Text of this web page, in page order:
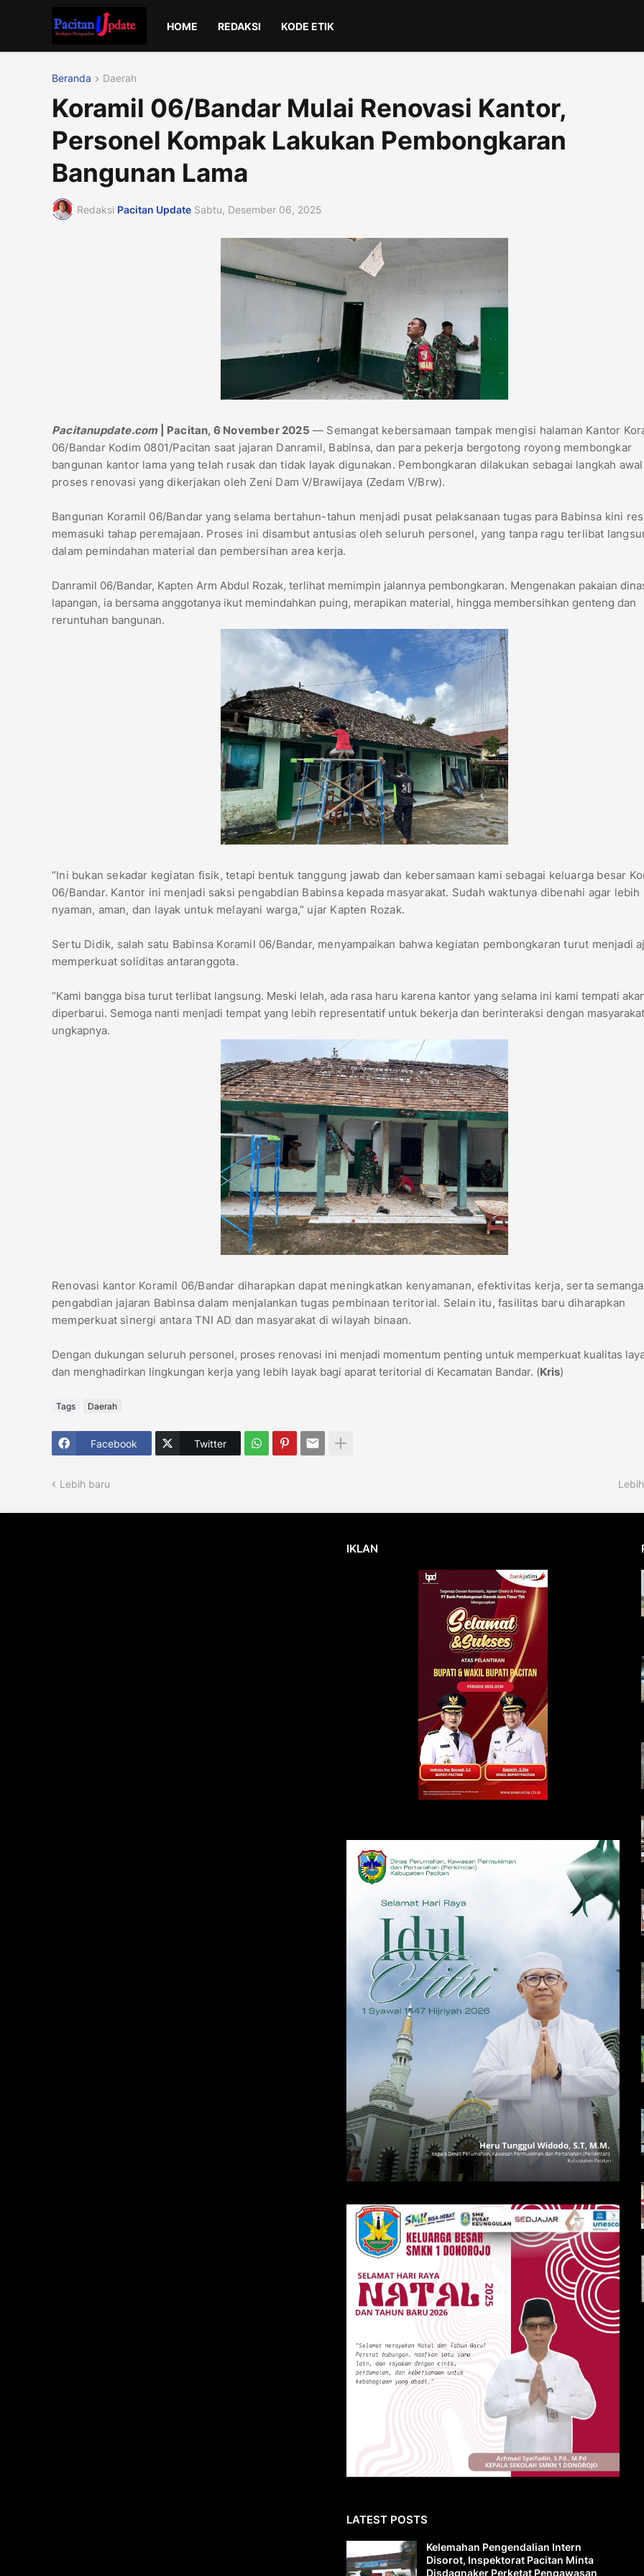
HOME REDAKSI KODE ETIK
Beranda Daerah
Koramil 06/Bandar Mulai Renovasi Kantor,
Personel Kompak Lakukan Pembongkaran
Bangunan Lama
Redaksi Pacitan Update Sabtu, Desember 06, 2025
Pacitanupdate.com | Pacitan, 6 November 2025 — Semangat kebersamaan tampak mengisi halaman Kantor
06/Bandar Kodim 0801/Pacitan saat jajaran Danramil, Babinsa, dan para pekerja bergotong royong membongkar
bangunan kantor lama yang telah rusak dan tidak layak digunakan. Pembongkaran dilakukan sebagai langkah awal
proses renovasi yang dikerjakan oleh Zeni Dam V/Brawijaya (Zedam V/Brw).
Bangunan Koramil 06/Bandar yang selama bertahun-tahun menjadi pusat pelaksanaan tugas para Babinsa kini
memasuki tahap peremajaan. Proses ini disambut antusias oleh seluruh personel, yang tanpa ragu terlibat
dalam pemindahan material dan pembersihan area kerja.
Danramil 06/Bandar, Kapten Arm Abdul Rozak, terlihat memimpin jalannya pembongkaran. Mengenakan pakaian
lapangan, ia bersama anggotanya ikut memindahkan puing, merapikan material, hingga membersihkan genteng dan
reruntuhan bangunan.
“Ini bukan sekadar kegiatan fisik, tetapi bentuk tanggung jawab dan kebersamaan kami sebagai keluarga besar
06/Bandar. Kantor ini menjadi saksi pengabdian Babinsa kepada masyarakat. Sudah waktunya dibenahi agar lebih
nyaman, aman, dan layak untuk melayani warga,” ujar Kapten Rozak.
Sertu Didik, salah satu Babinsa Koramil 06/Bandar, menyampaikan bahwa kegiatan pembongkaran turut menjadi
memperkuat soliditas antaranggota.
“Kami bangga bisa turut terlibat langsung. Meski lelah, ada rasa haru karena kantor yang selama ini kami tempati
diperbarui. Semoga nanti menjadi tempat yang lebih representatif untuk bekerja dan berinteraksi dengan
ungkapnya.
Renovasi kantor Koramil 06/Bandar diharapkan dapat meningkatkan kenyamanan, efektivitas kerja, serta
pengabdian jajaran Babinsa dalam menjalankan tugas pembinaan teritorial. Selain itu, fasilitas baru diharapkan
memperkuat sinergi antara TNI AD dan masyarakat di wilayah binaan.
Dengan dukungan seluruh personel, proses renovasi ini menjadi momentum penting untuk memperkuat kualitas
dan menghadirkan lingkungan kerja yang lebih layak bagi aparat teritorial di Kecamatan Bandar. (Kris)
Tags Daerah
Facebook Twitter
Lebih baru
IKLAN
LATEST POSTS
Kelemahan Pengendalian Intern
Disorot, Inspektorat Pacitan Minta
Disdagnaker Perketat Pengawasan